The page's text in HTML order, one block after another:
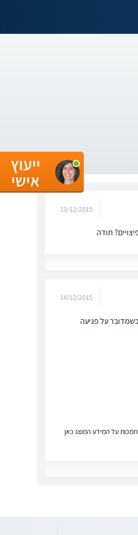
13/12/2015
תודה
14/12/2015
על פגיעה
על המידע המוצג כאן
ייעוץ
אישי